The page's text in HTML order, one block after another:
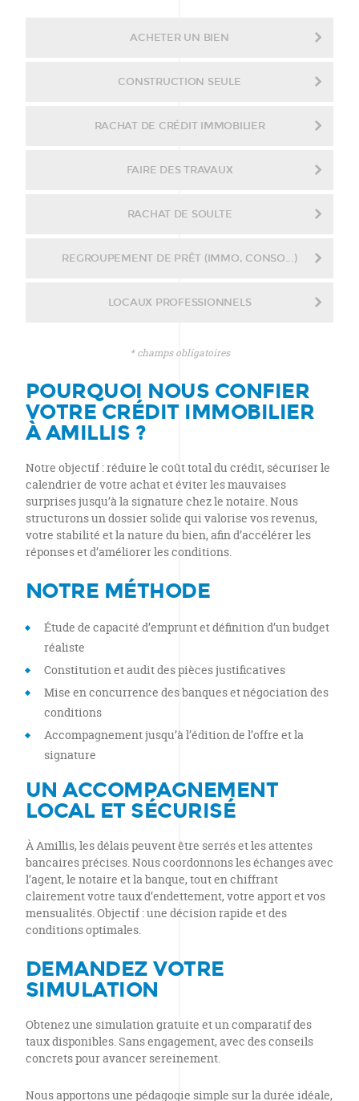
ACHETER UN BIEN
CONSTRUCTION SEULE
RACHAT DE CRÉDIT IMMOBILIER
FAIRE DES TRAVAUX
RACHAT DE SOULTE
REGROUPEMENT DE PRÊT (IMMO, CONSO...)
LOCAUX PROFESSIONNELS
* champs obligatoires
POURQUOI NOUS CONFIER
VOTRE CRÉDIT IMMOBILIER
À AMILLIS ?
Notre objectif : réduire le coût total du crédit, sécuriser le
calendrier de votre achat et éviter les mauvaises
surprises jusqu’à la signature chez le notaire. Nous
structurons un dossier solide qui valorise vos revenus,
votre stabilité et la nature du bien, afin d’accélérer les
réponses et d’améliorer les conditions.
NOTRE MÉTHODE
Étude de capacité d’emprunt et définition d’un budget
réaliste
Constitution et audit des pièces justificatives
Mise en concurrence des banques et négociation des
conditions
Accompagnement jusqu’à l’édition de l’offre et la
signature
UN ACCOMPAGNEMENT
LOCAL ET SÉCURISÉ
À Amillis, les délais peuvent être serrés et les attentes
bancaires précises. Nous coordonnons les échanges avec
l’agent, le notaire et la banque, tout en chiffrant
clairement votre taux d’endettement, votre apport et vos
mensualités. Objectif : une décision rapide et des
conditions optimales.
DEMANDEZ VOTRE
SIMULATION
Obtenez une simulation gratuite et un comparatif des
taux disponibles. Sans engagement, avec des conseils
concrets pour avancer sereinement.
Nous apportons une pédagogie simple sur la durée idéale,